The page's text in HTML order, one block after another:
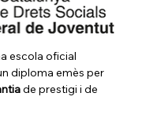
escola oficial
diploma emès per
de prestigi i de